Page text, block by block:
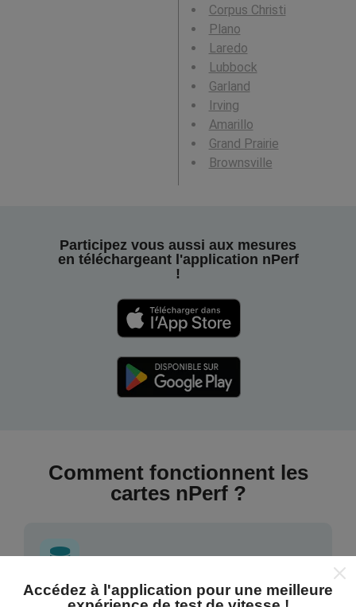
Corpus Christi
Plano
Laredo
Lubbock
Garland
Irving
Amarillo
Grand Prairie
Brownsville
Participez vous aussi aux mesures
en téléchargeant l'application nPerf
!
Comment fonctionnent les
cartes nPerf ?
Accédez à l'application pour une meilleure